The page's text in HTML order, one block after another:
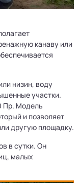
канаву или
низин, воду
участки.
Пр. Модель
и позволяет
другую площадку.
в сутки. Он
малых